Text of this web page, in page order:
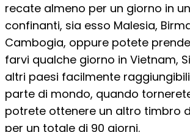
recate almeno per un giorno in
confinanti, sia esso Malesia,
Cambogia, oppure potete
farvi qualche giorno in Vietnam,
altri paesi facilmente
parte di mondo, quando
potrete ottenere un altro timbro
per un totale di 90 giorni.